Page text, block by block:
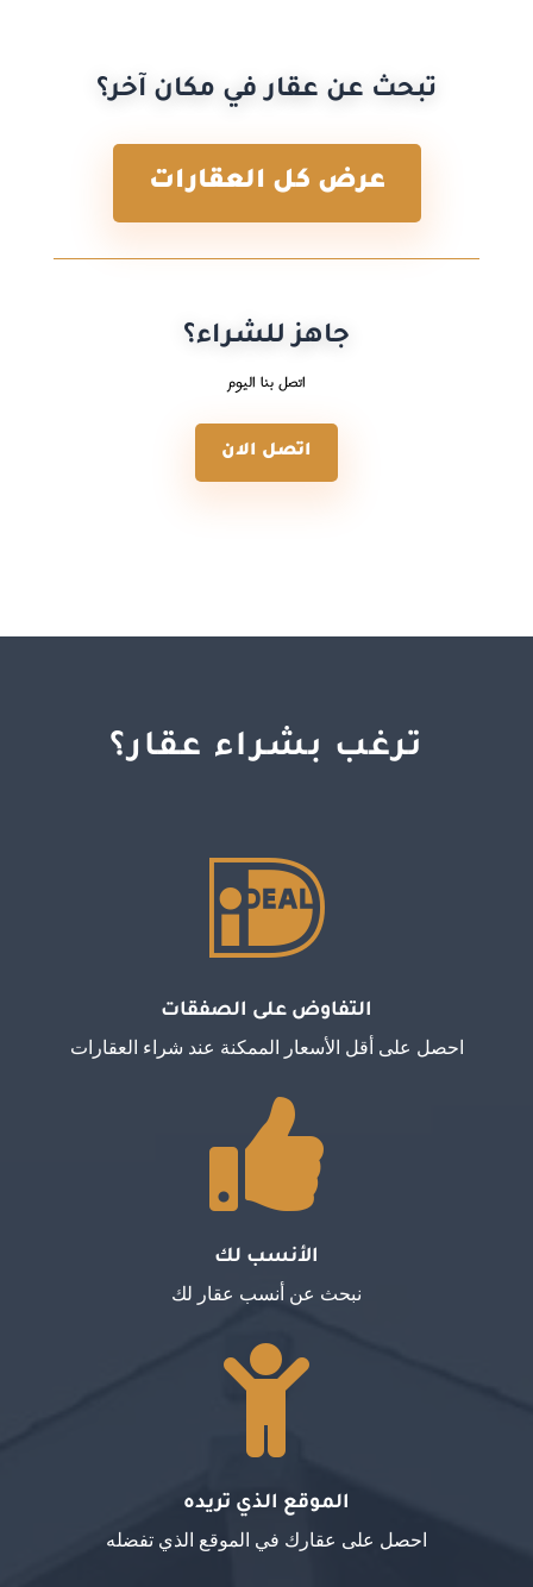
تبحث عن عقار في مكان آخر؟
عرض كل العقارات
جاهز للشراء؟
اتصل بنا اليوم
اتصل الان
ترغب بشراء عقار؟

التفاوض على الصفقات
احصل على أقل الأسعار الممكنة عند شراء العقارات

الأنسب لك
نبحث عن أنسب عقار لك

الموقع الذي تريده
احصل على عقارك في الموقع الذي تفضله